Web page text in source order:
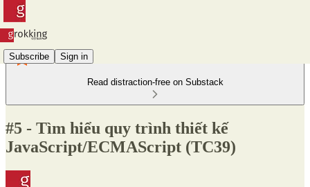
Subscribe Sign in
Read distraction-free on Substack
#5 - Tìm hiểu quy trình thiết kế
JavaScript/ECMAScript (TC39)